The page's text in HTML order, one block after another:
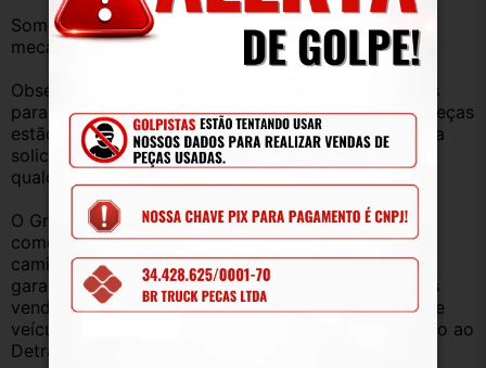
Somos uma empresa com amplo estoque de peças
mecânica, lataria, acessórios, entre outros.
Observação: Considerando que recebemos veículos
para retirada de peças diariamente, nem todas as peças
estão anunciadas, desta forma, fique à vontade para
solicitar qualquer peça, de qualquer veículo, em
qualquer um de nossos anúncios.
O Grupo Br Truck Peças está há 25 anos
comercializando peças para caminhões, vans,
caminhonetes, automóveis e utilitários. Todas com
garantia de procedência e funcionamento. Produtos
vendidos somente com Nota Fiscal e proveniente de
veículo sucata – TODOS devidamente baixados junto ao
Detran.